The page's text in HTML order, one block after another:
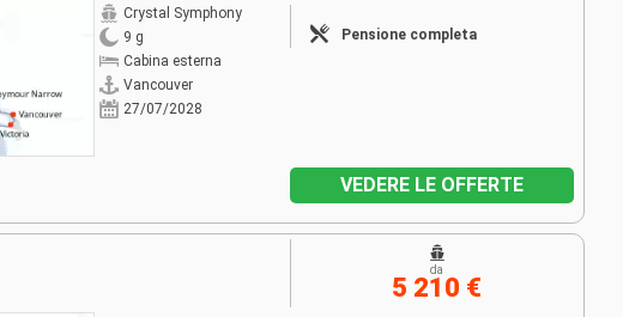
Crystal Symphony
9 g
Cabina esterna
Vancouver
27/07/2028
Pensione completa
VEDERE LE OFFERTE
da
5 210 €